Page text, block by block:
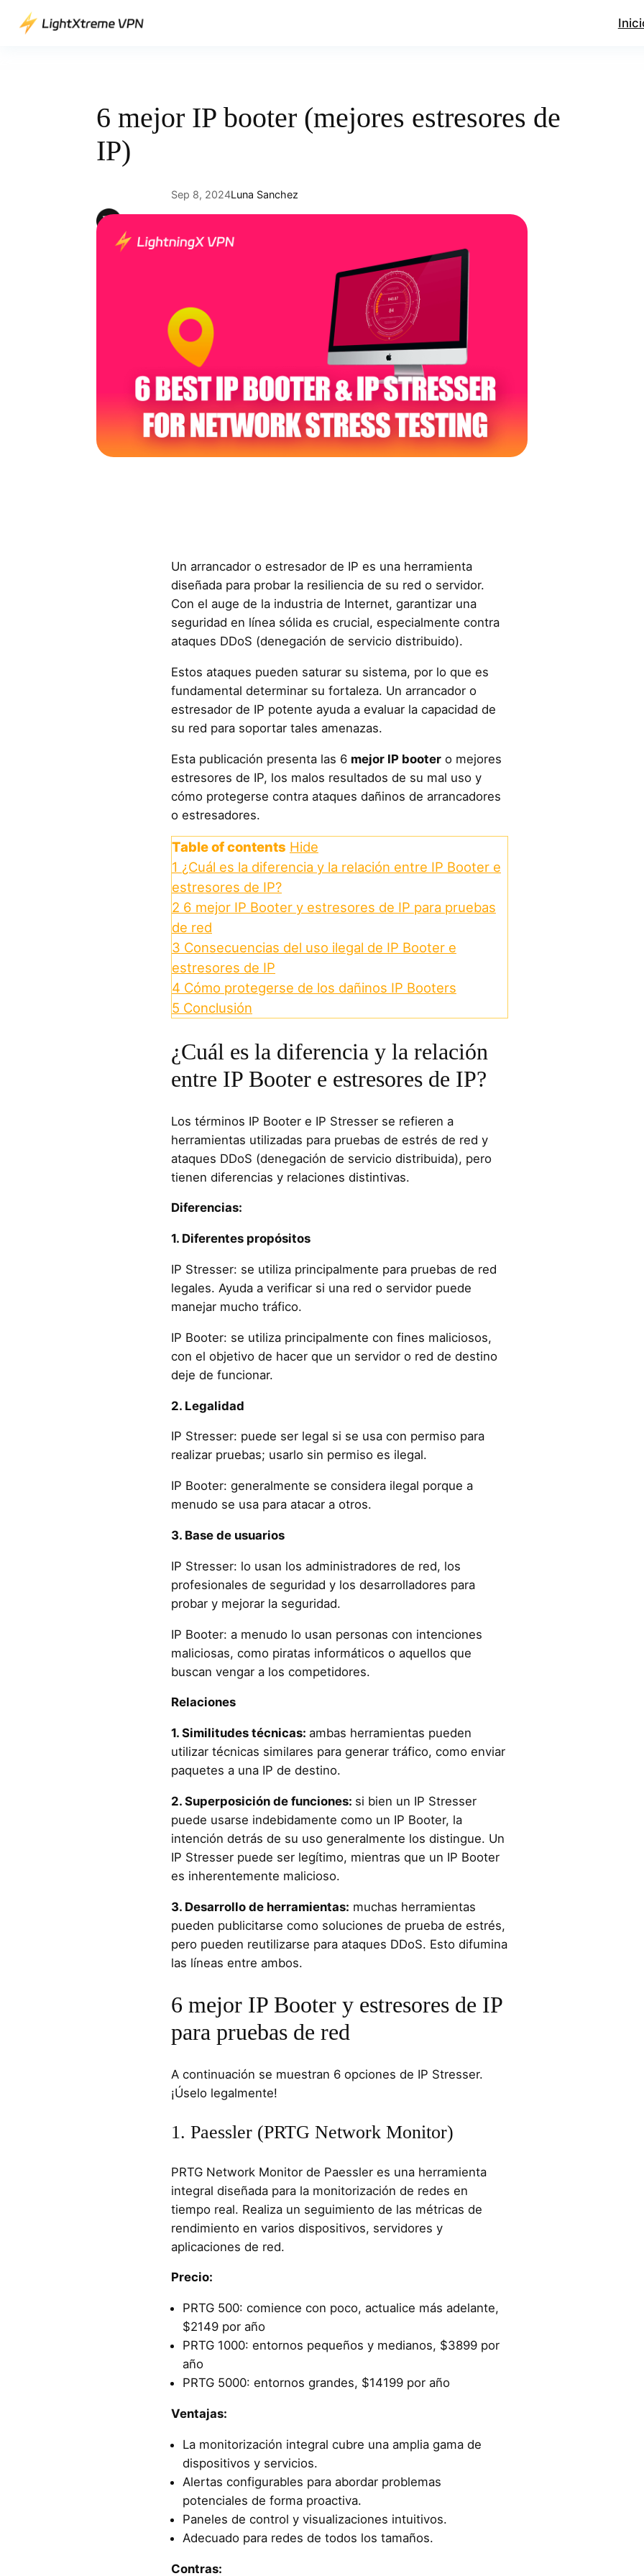
Saltar
6 mejor IP booter (mejores estresores de
IP)
Sep 8, 2024Luna Sanchez
Un arrancador o estresador de IP es una herramienta
diseñada para probar la resiliencia de su red o servidor.
Con el auge de la industria de Internet, garantizar una
seguridad en línea sólida es crucial, especialmente contra
ataques DDoS (denegación de servicio distribuido).
Estos ataques pueden saturar su sistema, por lo que es
fundamental determinar su fortaleza. Un arrancador o
estresador de IP potente ayuda a evaluar la capacidad de
su red para soportar tales amenazas.
Esta publicación presenta las 6 mejor IP booter o mejores
estresores de IP, los malos resultados de su mal uso y
cómo protegerse contra ataques dañinos de arrancadores
o estresadores.
Table of contents Hide
1 ¿Cuál es la diferencia y la relación entre IP Booter e
estresores de IP?
2 6 mejor IP Booter y estresores de IP para pruebas
de red
3 Consecuencias del uso ilegal de IP Booter e
estresores de IP
4 Cómo protegerse de los dañinos IP Booters
5 Conclusión
¿Cuál es la diferencia y la relación
entre IP Booter e estresores de IP?
Los términos IP Booter e IP Stresser se refieren a
herramientas utilizadas para pruebas de estrés de red y
ataques DDoS (denegación de servicio distribuida), pero
tienen diferencias y relaciones distintivas.
Diferencias:
1. Diferentes propósitos
IP Stresser: se utiliza principalmente para pruebas de red
legales. Ayuda a verificar si una red o servidor puede
manejar mucho tráfico.
IP Booter: se utiliza principalmente con fines maliciosos,
con el objetivo de hacer que un servidor o red de destino
deje de funcionar.
2. Legalidad
IP Stresser: puede ser legal si se usa con permiso para
realizar pruebas; usarlo sin permiso es ilegal.
IP Booter: generalmente se considera ilegal porque a
menudo se usa para atacar a otros.
3. Base de usuarios
IP Stresser: lo usan los administradores de red, los
profesionales de seguridad y los desarrolladores para
probar y mejorar la seguridad.
IP Booter: a menudo lo usan personas con intenciones
maliciosas, como piratas informáticos o aquellos que
buscan vengar a los competidores.
Relaciones
1. Similitudes técnicas: ambas herramientas pueden
utilizar técnicas similares para generar tráfico, como enviar
paquetes a una IP de destino.
2. Superposición de funciones: si bien un IP Stresser
puede usarse indebidamente como un IP Booter, la
intención detrás de su uso generalmente los distingue. Un
IP Stresser puede ser legítimo, mientras que un IP Booter
es inherentemente malicioso.
3. Desarrollo de herramientas: muchas herramientas
pueden publicitarse como soluciones de prueba de estrés,
pero pueden reutilizarse para ataques DDoS. Esto difumina
las líneas entre ambos.
6 mejor IP Booter y estresores de IP
para pruebas de red
A continuación se muestran 6 opciones de IP Stresser.
¡Úselo legalmente!
1. Paessler (PRTG Network Monitor)
PRTG Network Monitor de Paessler es una herramienta
integral diseñada para la monitorización de redes en
tiempo real. Realiza un seguimiento de las métricas de
rendimiento en varios dispositivos, servidores y
aplicaciones de red.
Precio:
PRTG 500: comience con poco, actualice más adelante,
$2149 por año
PRTG 1000: entornos pequeños y medianos, $3899 por
año
PRTG 5000: entornos grandes, $14199 por año
Ventajas:
La monitorización integral cubre una amplia gama de
dispositivos y servicios.
Alertas configurables para abordar problemas
potenciales de forma proactiva.
Paneles de control y visualizaciones intuitivos.
Adecuado para redes de todos los tamaños.
Contras: